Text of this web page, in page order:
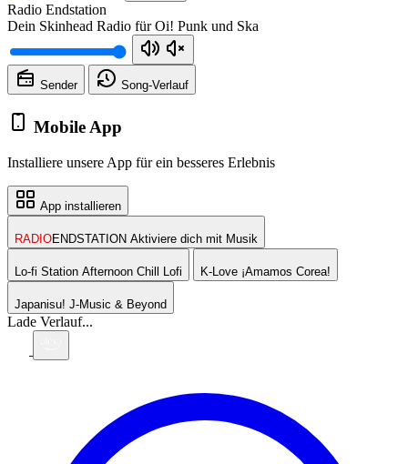
Radio Endstation
Dein Skinhead Radio für Oi! Punk und Ska
Sender Song-Verlauf
Mobile App
Installiere unsere App für ein besseres Erlebnis
App installieren
RADIOENDSTATION Aktiviere dich mit Musik
Lo-fi Station Afternoon Chill Lofi K-Love ¡Amamos Corea!
Japanisu! J-Music & Beyond
Lade Verlauf...